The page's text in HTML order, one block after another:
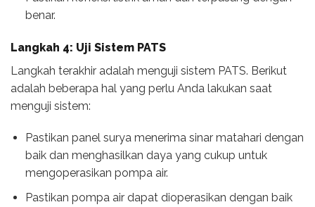
benar.
Langkah 4: Uji Sistem PATS
Langkah terakhir adalah menguji sistem PATS. Berikut
adalah beberapa hal yang perlu Anda lakukan saat
menguji sistem:
Pastikan panel surya menerima sinar matahari dengan
baik dan menghasilkan daya yang cukup untuk
mengoperasikan pompa air.
Pastikan pompa air dapat dioperasikan dengan baik